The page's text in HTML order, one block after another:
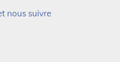
nous suivre